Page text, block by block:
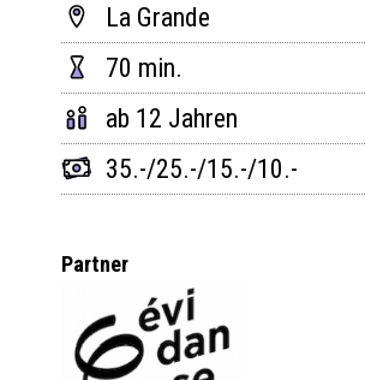
La Grande
70 min.
ab 12 Jahren
35.-/25.-/15.-/10.-
Partner